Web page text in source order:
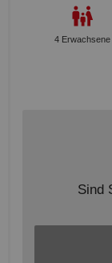
4 Erwachsene
Sind